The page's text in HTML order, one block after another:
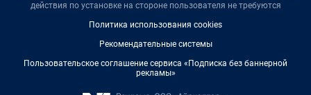
действия по установке на стороне пользователя не требуются
Политика использования cookies
Рекомендательные системы
Пользовательское соглашение сервиса «Подписка без баннерной
рекламы»